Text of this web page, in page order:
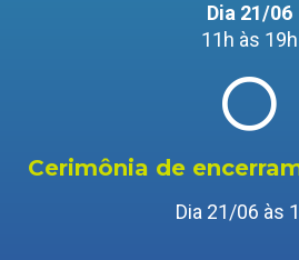
Dia 21/06
11h às 19h
Cerimônia de
Dia 21/06 às